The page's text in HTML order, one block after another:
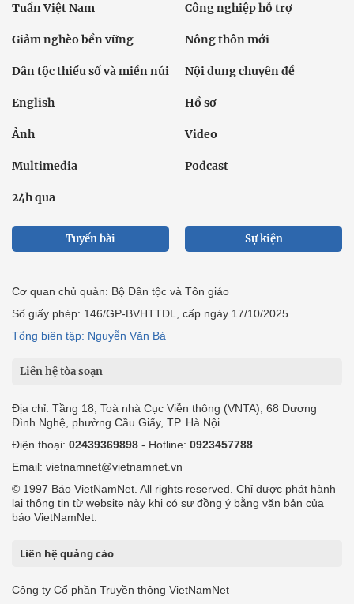
Tuần Việt Nam Công nghiệp hỗ trợ
Giảm nghèo bền vững Nông thôn mới
Dân tộc thiểu số và miền núi Nội dung chuyên đề
English Hồ sơ
Ảnh Video
Multimedia Podcast
24h qua
Tuyến bài Sự kiện
Cơ quan chủ quản: Bộ Dân tộc và Tôn giáo
Số giấy phép: 146/GP-BVHTTDL, cấp ngày 17/10/2025
Tổng biên tập: Nguyễn Văn Bá
Liên hệ tòa soạn
Địa chỉ: Tầng 18, Toà nhà Cục Viễn thông (VNTA), 68 Dương
Đình Nghệ, phường Cầu Giấy, TP. Hà Nội.
Điện thoại: 02439369898 - Hotline: 0923457788
Email: vietnamnet@vietnamnet.vn
© 1997 Báo VietNamNet. All rights reserved. Chỉ được phát hành
lại thông tin từ website này khi có sự đồng ý bằng văn bản của
báo VietNamNet.
Liên hệ quảng cáo
Công ty Cổ phần Truyền thông VietNamNet